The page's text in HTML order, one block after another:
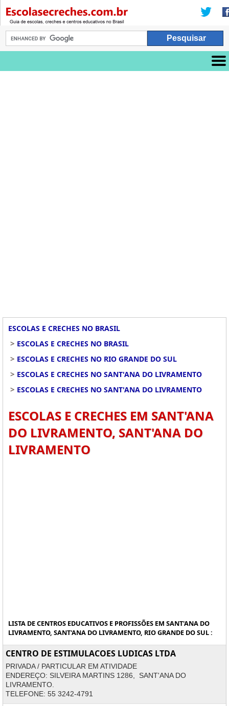
ESCOLAS E CRECHES NO BRASIL
> ESCOLAS E CRECHES NO BRASIL
> ESCOLAS E CRECHES NO RIO GRANDE DO SUL
> ESCOLAS E CRECHES NO SANT'ANA DO LIVRAMENTO
> ESCOLAS E CRECHES NO SANT'ANA DO LIVRAMENTO
ESCOLAS E CRECHES EM SANT'ANA
DO LIVRAMENTO, SANT'ANA DO
LIVRAMENTO
LISTA DE CENTROS EDUCATIVOS E PROFISSÕES EM SANT'ANA DO
LIVRAMENTO, SANT'ANA DO LIVRAMENTO, RIO GRANDE DO SUL :
CENTRO DE ESTIMULACOES LUDICAS LTDA
PRIVADA / PARTICULAR EM ATIVIDADE
ENDEREÇO: SILVEIRA MARTINS 1286, SANT'ANA DO
LIVRAMENTO.
TELEFONE: 55 3242-4791